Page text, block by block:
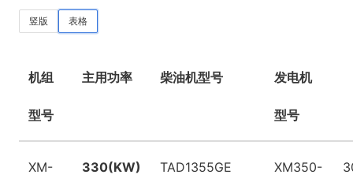
竖版 表格
机组
型号
主用功率 柴油机型号 发电机
型号
XM- 330(KW) TAD1355GE XM350-